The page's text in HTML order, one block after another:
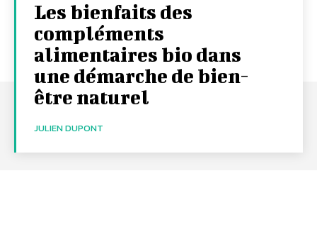
Les bienfaits des
compléments
alimentaires bio dans
une démarche de bien-
être naturel
JULIEN DUPONT